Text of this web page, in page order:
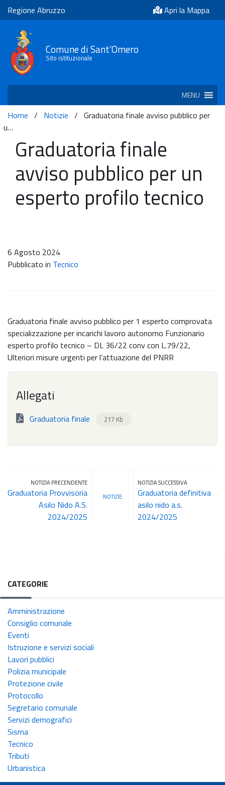
Regione Abruzzo Apri la Mappa
Comune di Sant'Omero
Sito istituzionale
MENU
Home / Notizie / Graduatoria finale avviso pubblico per
u…
Graduatoria finale
avviso pubblico per un
esperto profilo tecnico
6 Agosto 2024
Pubblicato in Tecnico
Graduatoria finale avviso pubblico per 1 esperto comprovata
specializzazione per incarichi lavoro autonomo Funzionario
esperto profilo tecnico – DL 36/22 conv con L.79/22,
Ulteriori misure urgenti per l’attuazione del PNRR
Allegati
Graduatoria finale 217 Kb
NOTIZIA PRECENDENTE
Graduatoria Provvisoria
Asilo Nido A.S.
2024/2025
NOTIZIE
NOTIZIA SUCCESSIVA
Graduatoria definitiva
asilo nido a.s.
2024/2025
CATEGORIE
Amministrazione
Consiglio comunale
Eventi
Istruzione e servizi sociali
Lavori pubblici
Polizia municipale
Protezione civile
Protocollo
Segretario comunale
Servizi demografici
Sisma
Tecnico
Tributi
Urbanistica